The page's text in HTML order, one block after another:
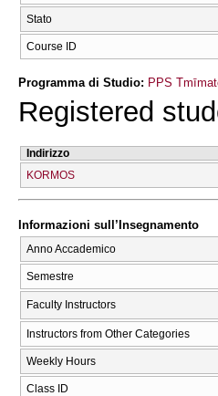
Stato
Course ID
Programma di Studio: PPS
Registered
Indirizzo
KORMOS
Informazioni sull’Insegnamento
Anno Accademico
Semestre
Faculty Instructors
Instructors from Other Categories
Weekly Hours
Class ID